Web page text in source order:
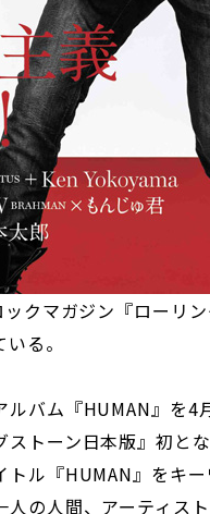
クマガジン『ローリ
る。
ルバム『HUMAN』を
ストーン日本版』初と
トル『HUMAN』をキ
の人間、アーティス